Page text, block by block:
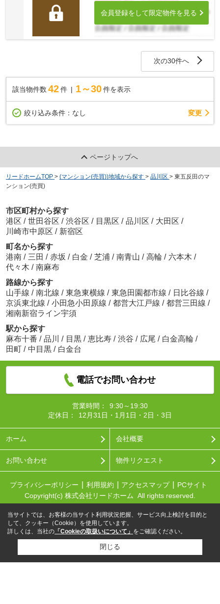
会員登録をして限定物件を見る
次の30件へ
該当物件数 42件 1～30 件を表示
絞り込み条件： なし 変更
ページトップへ
リードホームTOP > (マンション(売買))地域から探す > 品川区 > 東五反田のマ
ンション(売買)
市区町村から探す
港区 / 世田谷区 / 渋谷区 / 目黒区 / 品川区 / 大田区 /
川崎市中原区 / 新宿区
町名から探す
港南 / 三田 / 赤坂 / 白金 / 芝浦 / 南青山 / 高輪 / 六本木 /
代々木 / 南麻布
路線から探す
山手線 / 南北線 / 東急東横線 / 東急田園都市線 / 日比谷線 /
京浜東北線 / 小田急小田原線 / 都営大江戸線 / 都営三田線 /
湘南新宿ライン宇須
駅から探す
麻布十番 / 品川 / 目黒 / 恵比寿 / 渋谷 / 広尾 / 白金高輪 /
田町 / 中目黒 / 白金台
電話でお問い合わせ
営業時間：
9:30～19:30
定休日：
12月31日・1月1日・2日・3日
ホーム 会社概要
お問い合わせ 物件リクエスト
プライバシーポリシー 利用規約 アクセスマップ
PCサイト
Copyright(c) 株式会社リードホーム All rights reserved.
当サイトでは、お客様の当サイト利用状況把握、サービス向上検討を目的と
して、クッキー（Cookie）を使用しています。
詳しくは、当社の 「Cookieの取扱いについて」 をご確認ください。
閉じる